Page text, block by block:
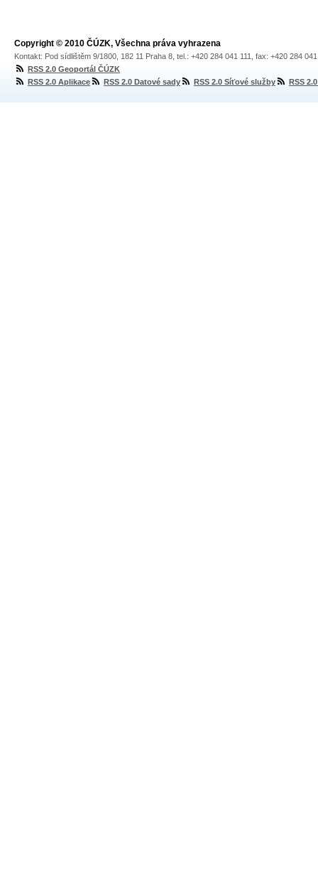
Copyright © 2010 ČÚZK, Všechna práva vyhrazena
Kontakt: Pod sídlištěm 9/1800, 182 11 Praha 8, tel.: +420 284 041 111, fax: +420 284
RSS 2.0 Geoportál ČÚZK
RSS 2.0 Aplikace
RSS 2.0 Datové sady RSS 2.0 Síťové služby RSS